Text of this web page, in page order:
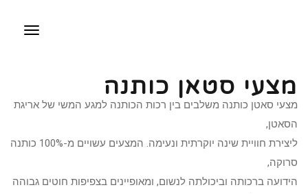
תפריט
מצעי סטאן כותנה
מצעי סאטן כותנה משלבים בין רכות הכותנה למגע המשי של אריגת
הסאטן,
ליצירת חוויית שינה יוקרתית ונעימה. המצעים עשויים מ-100% כותנה
סרוקה,
הידועה ברכותה וביכולתה לנשום, ומאופיינים בצפיפות חוטים גבוהה